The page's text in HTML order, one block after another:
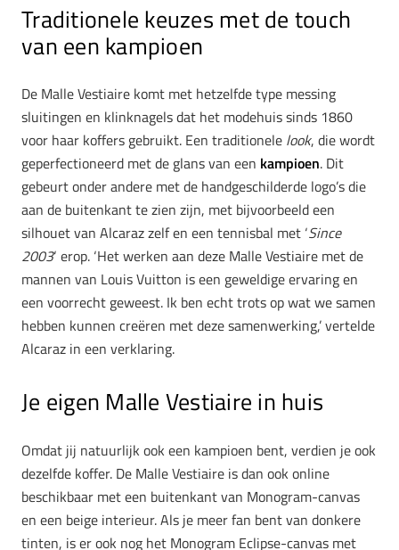
Traditionele keuzes met de touch
van een kampioen
De Malle Vestiaire komt met hetzelfde type messing
sluitingen en klinknagels dat het modehuis sinds 1860
voor haar koffers gebruikt. Een traditionele look, die wordt
geperfectioneerd met de glans van een kampioen. Dit
gebeurt onder andere met de handgeschilderde logo’s die
aan de buitenkant te zien zijn, met bijvoorbeeld een
silhouet van Alcaraz zelf en een tennisbal met ‘Since
2003‘ erop. ‘Het werken aan deze Malle Vestiaire met de
mannen van Louis Vuitton is een geweldige ervaring en
een voorrecht geweest. Ik ben echt trots op wat we samen
hebben kunnen creëren met deze samenwerking,’ vertelde
Alcaraz in een verklaring.
Je eigen Malle Vestiaire in huis
Omdat jij natuurlijk ook een kampioen bent, verdien je ook
dezelfde koffer. De Malle Vestiaire is dan ook online
beschikbaar met een buitenkant van Monogram-canvas
en een beige interieur. Als je meer fan bent van donkere
tinten, is er ook nog het Monogram Eclipse-canvas met